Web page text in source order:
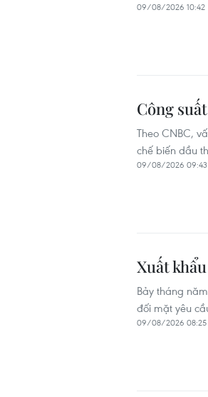
09/08/2026 10:42
Công
Theo CNBC,
chế biến dầu
09/08/2026 09:43
Xuất
Bảy tháng
đối mặt yêu
09/08/2026 08:25